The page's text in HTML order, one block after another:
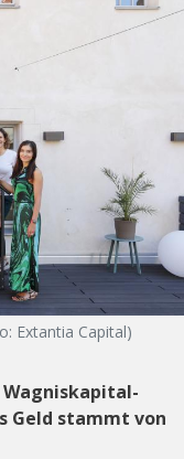
Extantia Capital)
Geld stammt von